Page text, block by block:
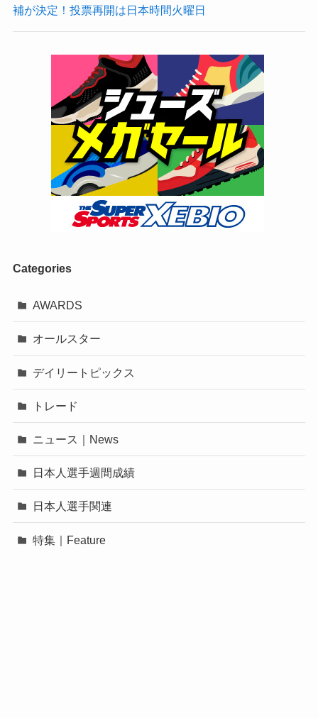
補が決定！投票再開は日本時間火曜日
Categories
AWARDS
オールスター
デイリートピックス
トレード
ニュース｜News
日本人選手週間成績
日本人選手関連
特集｜Feature